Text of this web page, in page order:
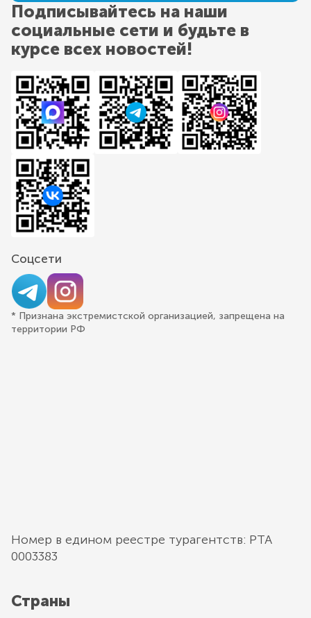
Подписывайтесь на наши
социальные сети и будьте в
курсе всех новостей!
Соцсети
* Признана экстремистской организацией, запрещена на
территории РФ
Номер в едином реестре турагентств: РТА
0003383
Страны